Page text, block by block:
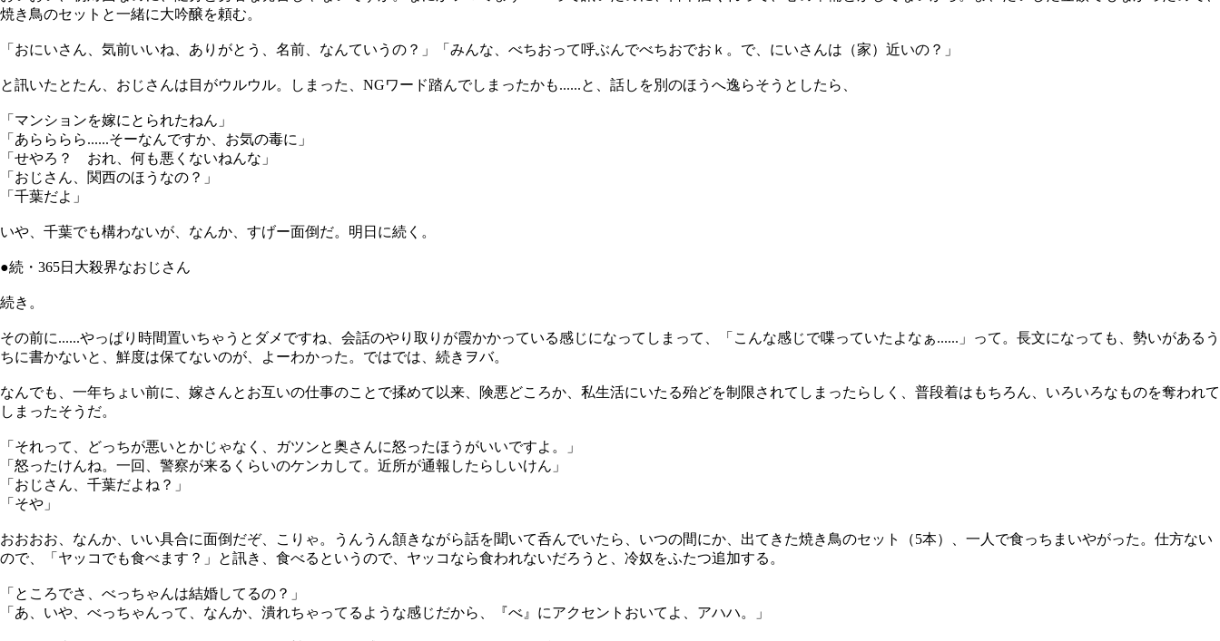
焼き鳥のセットと一緒に大吟醸を頼む。
「おにいさん、気前いいね、ありがとう、名前、なんていうの？」「みんな、べちおって呼ぶんでべちおでおｋ。で、にいさんは（家）近いの？」
と訊いたとたん、おじさんは目がウルウル。しまった、NGワード踏んでしまったかも......と、話しを別のほうへ逸らそうとしたら、
「マンションを嫁にとられたねん」
「あらららら......そーなんですか、お気の毒に」
「せやろ？ おれ、何も悪くないねんな」
「おじさん、関西のほうなの？」
「千葉だよ」
いや、千葉でも構わないが、なんか、すげー面倒だ。明日に続く。
●続・365日大殺界なおじさん
続き。
その前に......やっぱり時間置いちゃうとダメですね、会話のやり取りが霞かかっている感じになってしまって、「こんな感じで喋っていたよなぁ......」って。長文になっても、勢いがあるう
ちに書かないと、鮮度は保てないのが、よーわかった。ではでは、続きヲバ。
なんでも、一年ちょい前に、嫁さんとお互いの仕事のことで揉めて以来、険悪どころか、私生活にいたる殆どを制限されてしまったらしく、普段着はもちろん、いろいろなものを奪われて
しまったそうだ。
「それって、どっちが悪いとかじゃなく、ガツンと奥さんに怒ったほうがいいですよ。」
「怒ったけんね。一回、警察が来るくらいのケンカして。近所が通報したらしいけん」
「おじさん、千葉だよね？」
「そや」
おおおお、なんか、いい具合に面倒だぞ、こりゃ。うんうん頷きながら話を聞いて呑んでいたら、いつの間にか、出てきた焼き鳥のセット（5本）、一人で食っちまいやがった。仕方ない
ので、「ヤッコでも食べます？」と訊き、食べるというので、ヤッコなら食われないだろうと、冷奴をふたつ追加する。
「ところでさ、べっちゃんは結婚してるの？」
「あ、いや、べっちゃんって、なんか、潰れちゃってるような感じだから、『べ』にアクセントおいてよ、アハハ。」